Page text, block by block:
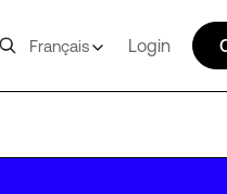
Français Login